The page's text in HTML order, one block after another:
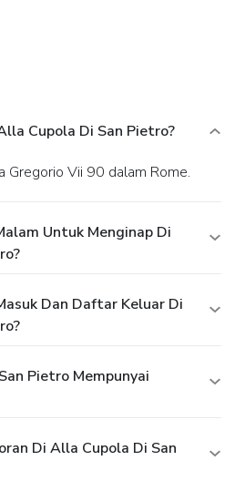
Cupola Di San Pietro?
Gregorio Vii 90 dalam Rome.
Untuk Menginap Di
Dan Daftar Keluar Di
Pietro Mempunyai
Di Alla Cupola Di San